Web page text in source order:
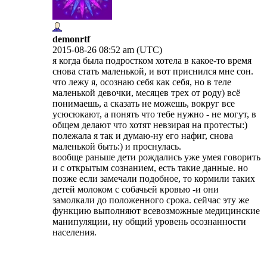
demonrtf
2015-08-26 08:52 am (UTC)
я когда была подростком хотела в какое-то время
снова стать маленькой, и вот приснился мне сон.
что лежу я, осознаю себя как себя, но в теле
маленькой девочки, месяцев трех от роду) всё
понимаешь, а сказать не можешь, вокруг все
усюсюкают, а понять что тебе нужно - не могут, в
общем делают что хотят невзирая на протесты:)
полежала я так и думаю-ну его нафиг, снова
маленькой быть:) и проснулась.
вообще раньше дети рождались уже умея говорить
и с открытым сознанием, есть такие данные. но
позже если замечали подобное, то кормили таких
детей молоком с собачьей кровью -и они
замолкали до положенного срока. сейчас эту же
функцию выполняют всевозможные медицинские
манипуляции, ну общий уровень осознанности
населения.